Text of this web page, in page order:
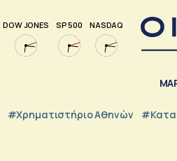
DOW JONES SP 500 NASDAQ
#Χρηματιστήριο Αθηνών